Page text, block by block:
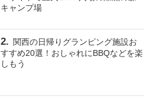
キャンプ場
関西の日帰りグランピング施設お
すすめ20選！おしゃれにBBQなどを楽
しもう